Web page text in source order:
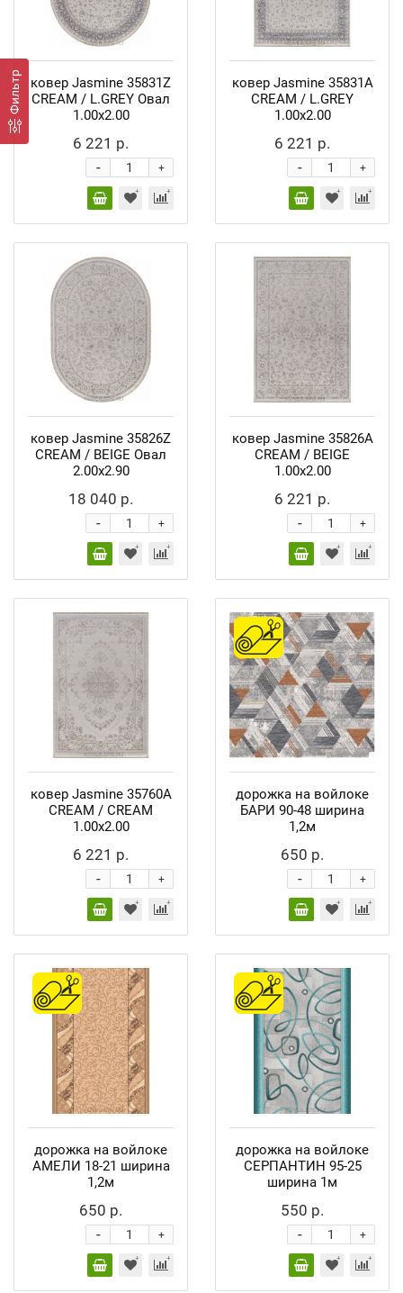
Фильтр
ковер Jasmine 35831Z
CREAM / L.GREY Овал
1.00x2.00
6 221 р.
+
-
ковер Jasmine 35831A
CREAM / L.GREY
1.00x2.00
6 221 р.
+
-
ковер Jasmine 35826Z
CREAM / BEIGE Овал
2.00x2.90
18 040 р.
+
-
ковер Jasmine 35826A
CREAM / BEIGE
1.00x2.00
6 221 р.
+
-
ковер Jasmine 35760A
CREAM / CREAM
1.00x2.00
6 221 р.
+
-
дорожка на войлоке
БАРИ 90-48 ширина
1,2м
650 р.
+
-
дорожка на войлоке
АМЕЛИ 18-21 ширина
1,2м
650 р.
+
-
дорожка на войлоке
СЕРПАНТИН 95-25
ширина 1м
550 р.
+
-